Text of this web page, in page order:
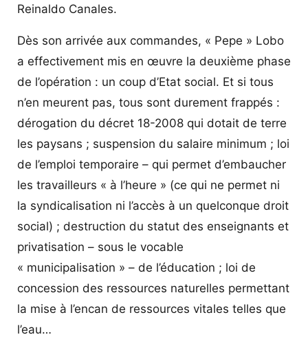
Reinaldo Canales.
Dès son arrivée aux commandes, « Pepe » Lobo
a effectivement mis en œuvre la deuxième phase
de l’opération : un coup d’Etat social. Et si tous
n’en meurent pas, tous sont durement frappés :
dérogation du décret 18-2008 qui dotait de terre
les paysans ; suspension du salaire minimum ; loi
de l’emploi temporaire – qui permet d’embaucher
les travailleurs « à l’heure » (ce qui ne permet ni
la syndicalisation ni l’accès à un quelconque droit
social) ; destruction du statut des enseignants et
privatisation – sous le vocable
« municipalisation » – de l’éducation ; loi de
concession des ressources naturelles permettant
la mise à l’encan de ressources vitales telles que
l’eau…